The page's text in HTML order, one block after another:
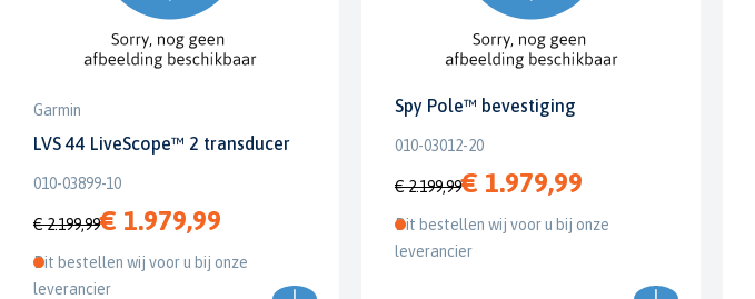
Garmin
LVS 44 LiveScope™ 2 transducer
010-03899-10
€ 2.199,99€ 1.979,99
Dit bestellen wij voor u bij onze
leverancier
Spy Pole™ bevestiging
010-03012-20
€ 2.199,99€ 1.979,99
Dit bestellen wij voor u bij onze
leverancier